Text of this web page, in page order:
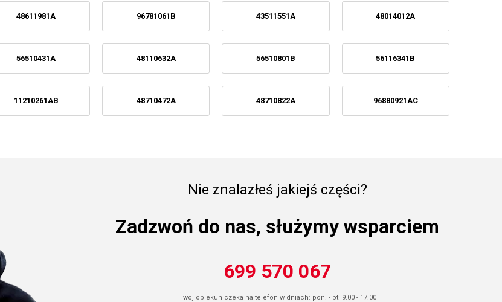
48611981A 96781061B 43511551A 48014012A
56510431A 48110632A 56510801B 56116341B
11210261AB 48710472A 48710822A 96880921AC
Nie znalazłeś jakiejś części?
Zadzwoń do nas, służymy wsparciem
699 570 067
Twój opiekun czeka na telefon w dniach: pon. - pt. 9.00 - 17.00